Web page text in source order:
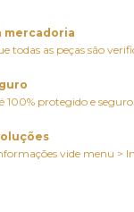
mercadoria
todas as peças são
100% protegido e seguro.
vide menu >